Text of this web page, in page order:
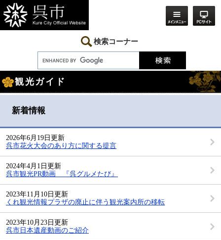
ー
ジ
の
ニ
ュ
ー
て
本
文
検索コーナー
文
観光ガイド
新着情報
2026年6月19日更新
呉市花火大会のあり方に関する提言
2024年4月1日更新
呉市観光PR動画 『呉グルメたび』
2023年11月10日更新
くれ観光情報プラザの廃止に伴う観光案内所の移転
2023年10月23日更新
呉市日本遺産動画のご紹介